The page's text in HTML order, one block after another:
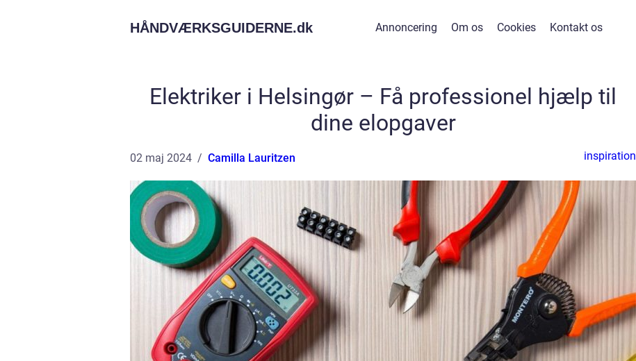
HÅNDVÆRKSGUIDERNE.dk Annoncering Om os Cookies Kontakt os
Elektriker i Helsingør – Få professionel hjælp til
dine elopgaver
02 maj 2024 Camilla Lauritzen inspiration